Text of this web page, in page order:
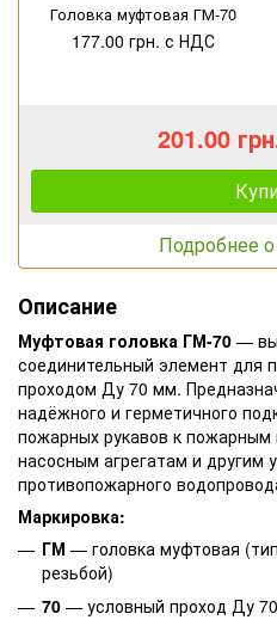
Головка муфтовая ГМ-70
177.00 грн. с НДС
201.00
Подробнее
Описание
Муфтовая головка ГМ-70 —
соединительный элемент для
проходом Ду 70 мм.
надёжного и герметичного
пожарных рукавов к пожарным
насосным агрегатам и другим
противопожарного
Маркировка:
ГМ — головка муфтовая
резьбой)
70 — условный проход Ду